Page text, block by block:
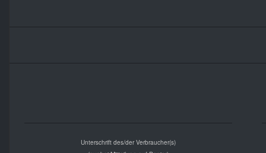
Unterschrift des/der Verbraucher(s)